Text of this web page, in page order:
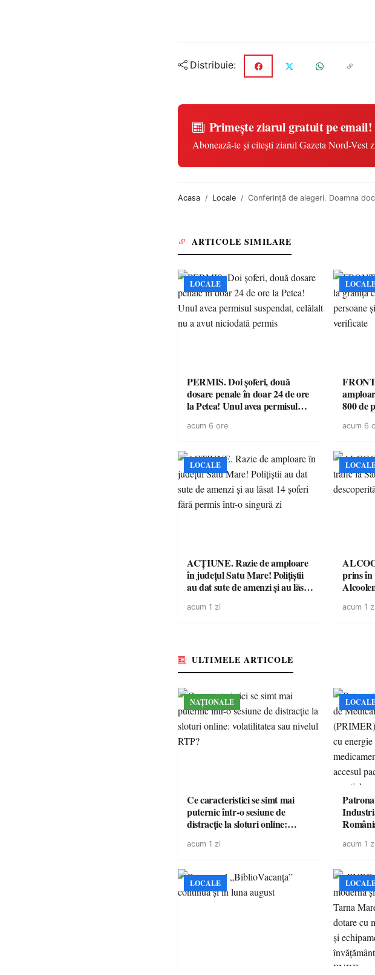
Distribuie:
Primește ziarul gratuit pe email!
Abonează-te și citești ziarul Gazeta Nord-Vest
Acasa Locale Conferință de alegeri. Doamna
ARTICOLE SIMILARE
LOCALE
PERMIS. Doi șoferi, două
dosare penale în doar 24 de ore
la Petea! Unul avea permisul
niciodată permis
acum 6 ore
800 de
acum 6
LOCALE
ACȚIUNE. Razie de amploare
în județul Satu Mare! Polițiștii
au dat sute de amenzi și au lăsat
singură zi
acum 1 zi
prins în
acum 1 zi
ULTIMELE ARTICOLE
NAȚIONALE
Ce caracteristici se simt mai
puternic într-o sesiune de
distracție la sloturi online:
acum 1 zi
energie
accesul
acum 1 zi
LOCALE